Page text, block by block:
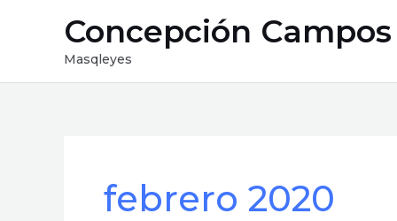
contenido
Concepción Campos
Masqleyes
febrero 2020